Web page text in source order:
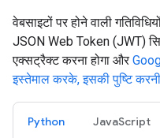
वेबसाइटों पर होने वाली
JSON Web Token (JWT)
एक्सट्रैक्ट करना होगा और
इस्तेमाल करके, इसकी पुष्टि करनी
Python JavaScript